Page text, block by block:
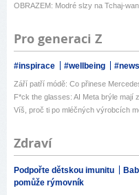
OBRAZEM: Modré slzy na Tchaj-
Pro generaci Z
#inspirace #wellbeing #news
Září patří módě: Co přinese
F*ck the glasses: AI Meta brýle mají
Víš, proč ti po mléčných výrobcích
Zdraví
Podpořte dětskou imunitu
pomůže rýmovník